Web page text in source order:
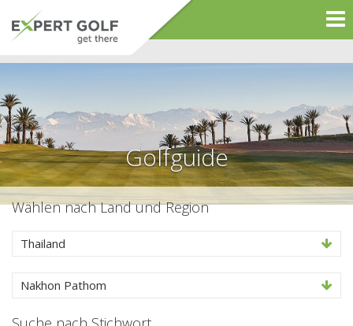
Golfguide
Wählen nach Land und Region
Thailand
Nakhon Pathom